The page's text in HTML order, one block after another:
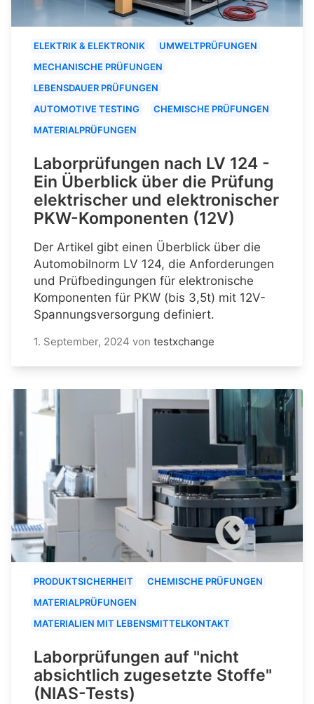
ELEKTRIK & ELEKTRONIK
UMWELTPRÜFUNGEN
MECHANISCHE PRÜFUNGEN
LEBENSDAUER PRÜFUNGEN
AUTOMOTIVE TESTING
CHEMISCHE PRÜFUNGEN
MATERIALPRÜFUNGEN
Laborprüfungen nach LV 124 -
Ein Überblick über die Prüfung
elektrischer und elektronischer
PKW-Komponenten (12V)
Der Artikel gibt einen Überblick über die
Automobilnorm LV 124, die Anforderungen
und Prüfbedingungen für elektronische
Komponenten für PKW (bis 3,5t) mit 12V-
Spannungsversorgung definiert.
1. September, 2024 von testxchange
PRODUKTSICHERHEIT
CHEMISCHE PRÜFUNGEN
MATERIALPRÜFUNGEN
MATERIALIEN MIT LEBENSMITTELKONTAKT
Laborprüfungen auf "nicht
absichtlich zugesetzte Stoffe"
(NIAS-Tests)